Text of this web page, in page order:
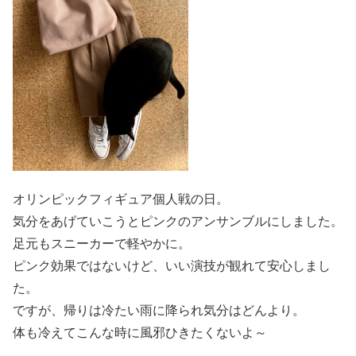
オリンピックフィギュア個人戦の日。
気分をあげていこうとピンクのアンサンブルにしました。
足元もスニーカーで軽やかに。
ピンク効果ではないけど、いい演技が観れて安心しまし
た。
ですが、帰りは冷たい雨に降られ気分はどんより。
体も冷えてこんな時に風邪ひきたくないよ～